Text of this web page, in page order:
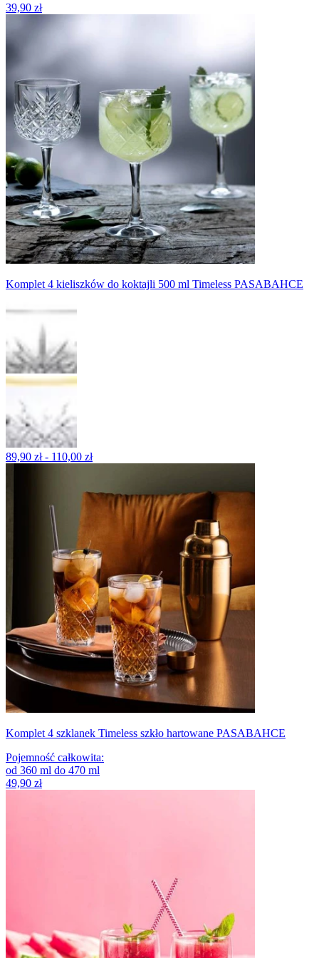
39,90 zł
Komplet 4 kieliszków do koktajli 500 ml Timeless PASABAHCE
89,90 zł - 110,00 zł
Komplet 4 szklanek Timeless szkło hartowane PASABAHCE
Pojemność całkowita:
od 360 ml do 470 ml
49,90 zł